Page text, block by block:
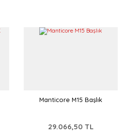
Manticore M15 Başlık
29.066,50 TL